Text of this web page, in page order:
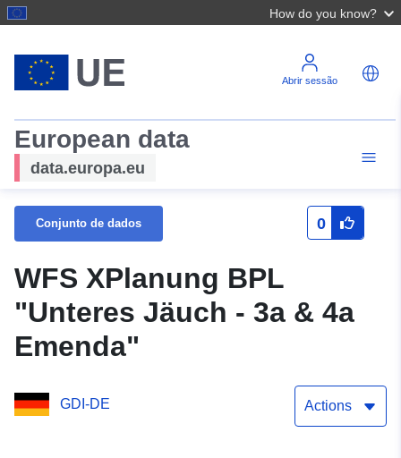
How do you know?
Abrir sessão
European data
data.europa.eu
Conjunto de dados 0
WFS XPlanung BPL
"Unteres Jäuch - 3a & 4a
Emenda"
GDI-DE Actions